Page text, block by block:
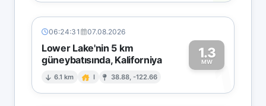
06:24:31 07.08.2026
Lower Lake'nin 5 km
güneybatısında, Kaliforniya
6.1 km I 38.88, -122.66
1.3
MW1